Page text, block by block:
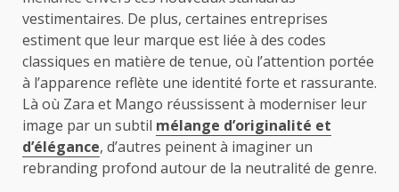
vestimentaires. De plus, certaines entreprises
estiment que leur marque est liée à des codes
classiques en matière de tenue, où l’attention portée
à l’apparence reflète une identité forte et rassurante.
Là où Zara et Mango réussissent à moderniser leur
image par un subtil mélange d’originalité et
d’élégance, d’autres peinent à imaginer un
rebranding profond autour de la neutralité de genre.